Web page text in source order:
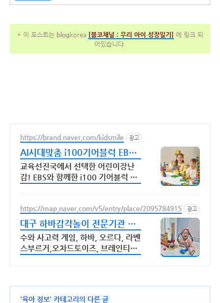
* 이 포스트는 blog korea [블코채널 : 우리 아이 성장일기] 에 링크 되
어있습니다.
https://brand.naver.com/kidsmile 광고
AI시대맞춤 i100기어블럭 EBS
미디어 함께한 장난감
교육선진국에서 선택한 어린이장난
감! EBS와 함께한 i100 기어블럭 생
https://map.naver.com/v5/entry/place/2095784915 광고
대구 하바감각놀이 전문기관 교
구를 활용한 감각놀이 기관
수와 사고력 게임, 하바, 오르다, 라벤
스부르거,오차드토이즈, 브레인티저
'육아 정보' 카테고리의 다른 글